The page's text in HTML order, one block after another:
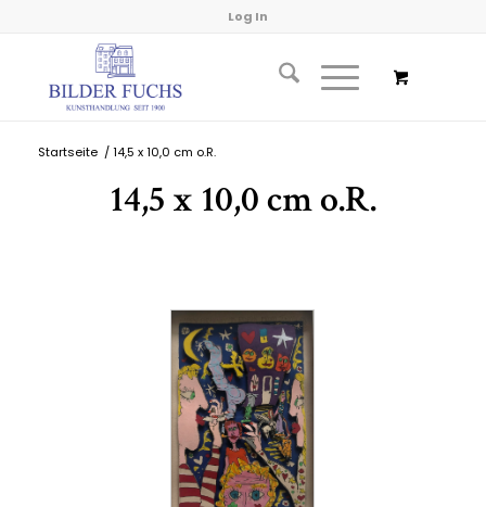
Log In
Startseite / 14,5 x 10,0 cm o.R.
14,5 x 10,0 cm o.R.